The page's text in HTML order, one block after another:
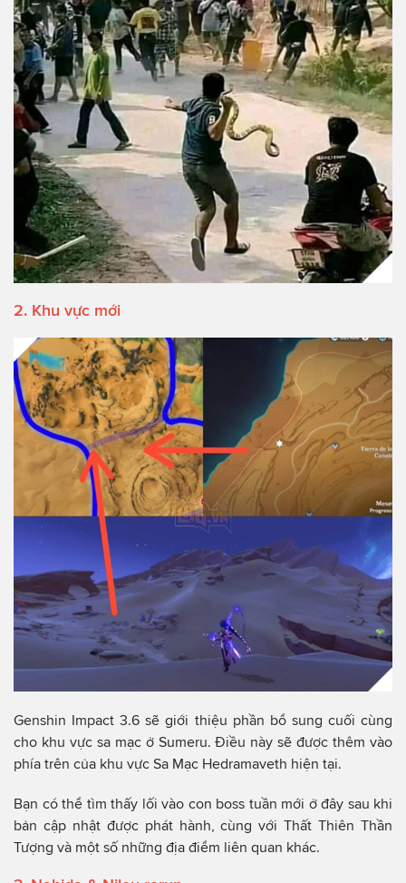
2. Khu vực mới
Genshin Impact 3.6 sẽ giới thiệu phần bổ sung cuối cùng
cho khu vực sa mạc ở Sumeru. Điều này sẽ được thêm vào
phía trên của khu vực Sa Mạc Hedramaveth hiện tại.
Bạn có thể tìm thấy lối vào con boss tuần mới ở đây sau khi
bản cập nhật được phát hành, cùng với Thất Thiên Thần
Tượng và một số những địa điểm liên quan khác.